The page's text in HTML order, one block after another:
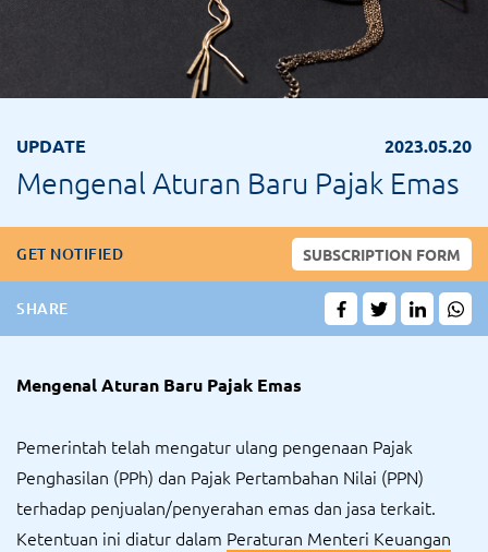
UPDATE 2023.05.20
Mengenal Aturan Baru Pajak Emas
GET NOTIFIED SUBSCRIPTION FORM
SHARE
Mengenal Aturan Baru Pajak Emas
Pemerintah telah mengatur ulang pengenaan Pajak
Penghasilan (PPh) dan Pajak Pertambahan Nilai (PPN)
terhadap penjualan/penyerahan emas dan jasa terkait.
Ketentuan ini diatur dalam Peraturan Menteri Keuangan